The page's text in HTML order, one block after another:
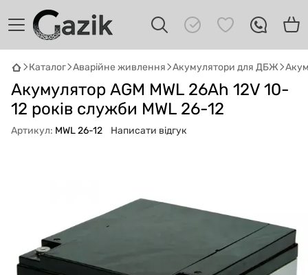
Каталог Аварійне живлення Акумулятори для ДБЖ
Акумулятор AGM MWL 26Ah 12V 10-
12 років служби MWL 26-12
Артикул: MWL 26-12 Написати відгук
GAZIKAI
Онлайн · пошук техніки
підібрати вживану комп'ютерну техніку.